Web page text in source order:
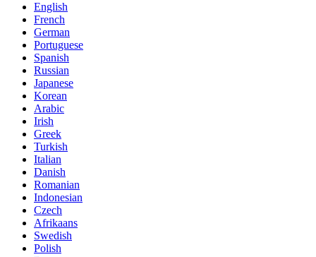
English
French
German
Portuguese
Spanish
Russian
Japanese
Korean
Arabic
Irish
Greek
Turkish
Italian
Danish
Romanian
Indonesian
Czech
Afrikaans
Swedish
Polish